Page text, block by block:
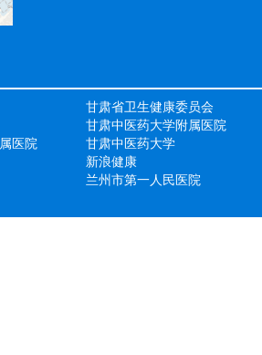
甘肃省卫生健康委员会
甘肃中医药大学附属医院
医院
甘肃中医药大学
新浪健康
兰州市第一人民医院